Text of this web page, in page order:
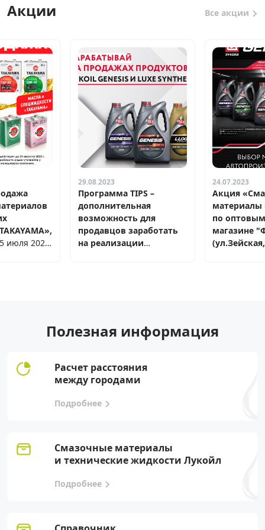
Акции Все акции
июля 2022
29.08.2023
Программа TIPS –
дополнительная
возможность для
продавцов заработать
на реализации
каждую проданную
единицу акционного
24.07.2023
Акция
материалы
по
магазине
Полезная информация
Расчет расстояния
между городами
Подробнее
Смазочные материалы
и технические жидкости Лукойл
Подробнее